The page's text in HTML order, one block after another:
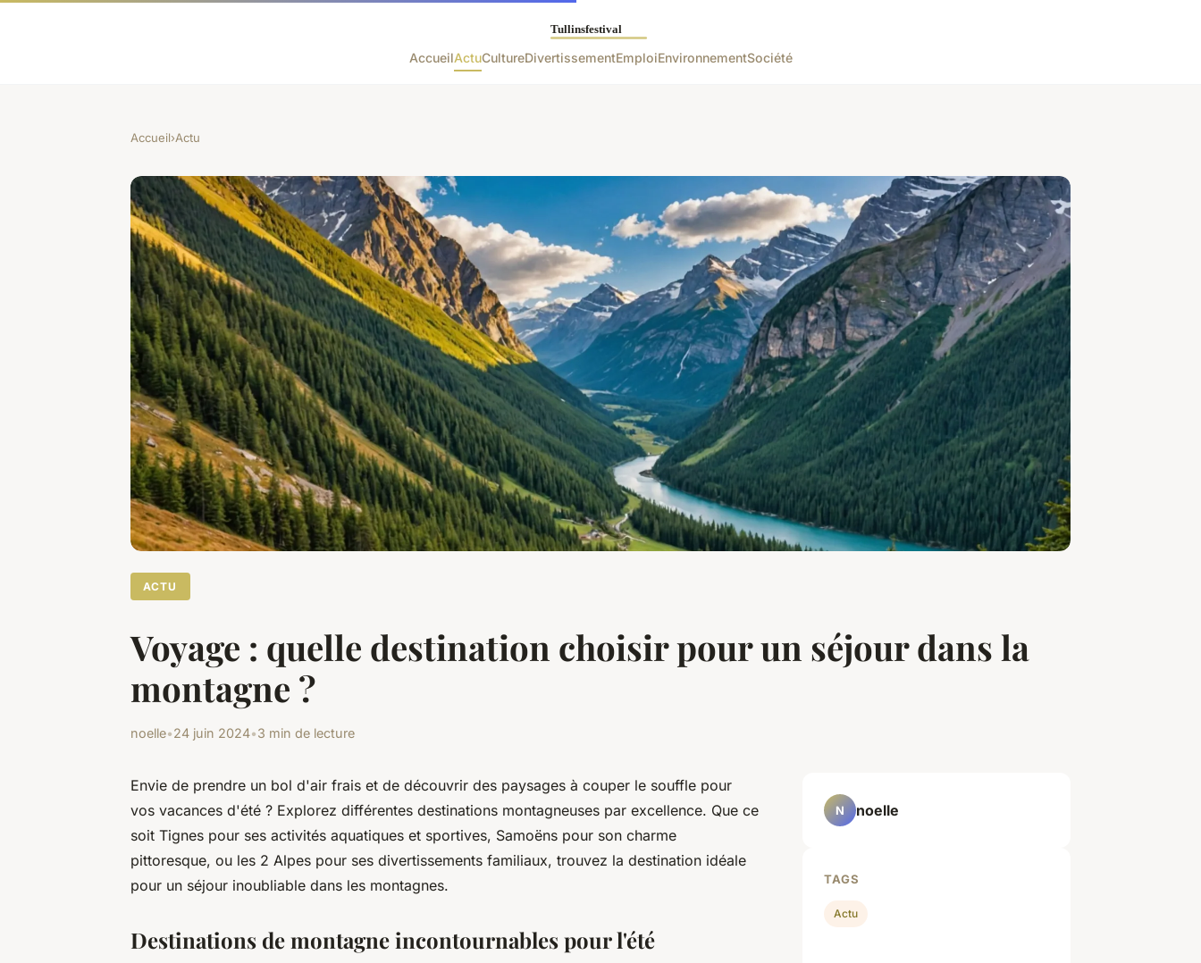
AccueilActuCultureDivertissementEmploiEnvironnementSociété
Accueil›Actu
ACTU
Voyage : quelle destination choisir pour un séjour dans la
montagne ?
noelle•24 juin 2024•3 min de lecture
Envie de prendre un bol d'air frais et de découvrir des paysages à couper le souffle pour
vos vacances d'été ? Explorez différentes destinations montagneuses par excellence. Que ce
soit Tignes pour ses activités aquatiques et sportives, Samoëns pour son charme
pittoresque, ou les 2 Alpes pour ses divertissements familiaux, trouvez la destination idéale
pour un séjour inoubliable dans les montagnes.
Destinations de montagne incontournables pour l'été
N noelle
TAGS
Actu